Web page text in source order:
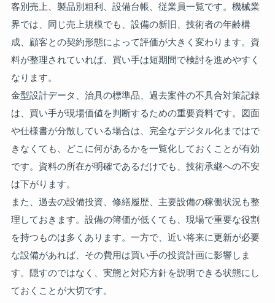
客別売上、製品別粗利、設備台帳、従業員一覧です。機械業
界では、同じ売上規模でも、設備の新旧、技術者の年齢構
成、顧客との契約形態によって評価が大きく変わります。資
料が整理されていれば、買い手は短期間で検討を進めやすく
なります。
金型設計データ、治具の標準品、過去案件の不具合対策記録
は、買い手が現場価値を判断するための重要資料です。図面
や仕様書が分散している場合は、完全なデジタル化まではで
きなくても、どこに何があるかを一覧化しておくことが有効
です。資料の所在が明確であるだけでも、技術承継への不安
は下がります。
また、過去の設備投資、修繕履歴、主要設備の稼働状況も整
理しておきます。設備の簿価が低くても、現場で重要な役割
を持つものは多くあります。一方で、近い将来に更新が必要
な設備があれば、その費用は買い手の投資計画に影響しま
す。隠すのではなく、実態と対応方針を説明できる状態にし
ておくことが大切です。